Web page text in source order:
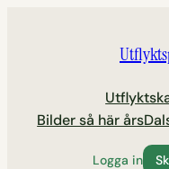
Bilder så här års
Logga in